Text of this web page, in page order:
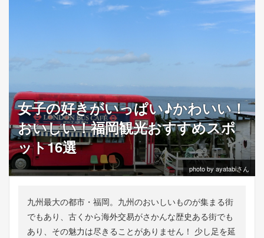
女子の好きがいっぱい♪かわいい！
おいしい！福岡観光おすすめスポ
ット16選
photo by ayatabiさん
九州最大の都市・福岡。九州のおいしいものが集まる街
でもあり、古くから海外交易がさかんな歴史ある街でも
あり、その魅力は尽きることがありません！ 少し足を延